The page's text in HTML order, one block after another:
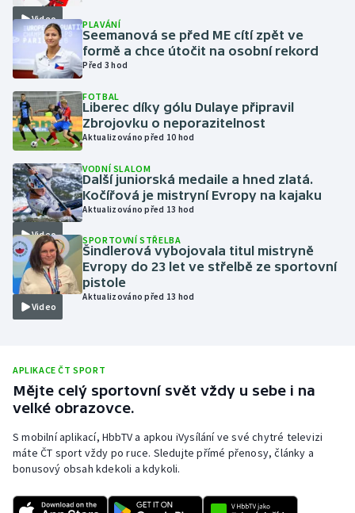
Judo
Krasobruslení
Lyže a snowboard
Moderní pětiboj
Motorsport
Olympijské hry
Parasport
Plavání
Ragby
Rychlobruslení
Rychlostní kanoistika
Short track
Video PLAVÁNÍ
Seemanová se před ME cítí zpět ve
formě a chce útočit na osobní rekord
Před 3 hod
FOTBAL
Liberec díky gólu Dulaye připravil
Zbrojovku o neporazitelnost
Aktualizováno před 10 hod
Video
VODNÍ SLALOM
Další juniorská medaile a hned zlatá.
Kočířová je mistryní Evropy na kajaku
Aktualizováno před 13 hod
Video
SPORTOVNÍ STŘELBA
Šindlerová vybojovala titul mistryně
Evropy do 23 let ve střelbě ze sportovní
pistole
Aktualizováno před 13 hod
APLIKACE ČT SPORT
Mějte celý sportovní svět vždy u sebe i na
velké obrazovce.
S mobilní aplikací, HbbTV a apkou iVysílání ve své chytré televizi
máte ČT sport vždy po ruce. Sledujte přímé přenosy, články a
bonusový obsah kdekoli a kdykoli.